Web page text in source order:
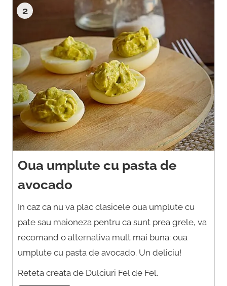
2
Oua umplute cu pasta de
avocado
In caz ca nu va plac clasicele oua umplute cu
pate sau maioneza pentru ca sunt prea grele, va
recomand o alternativa mult mai buna: oua
umplute cu pasta de avocado. Un deliciu!
Reteta creata de Dulciuri Fel de Fel.